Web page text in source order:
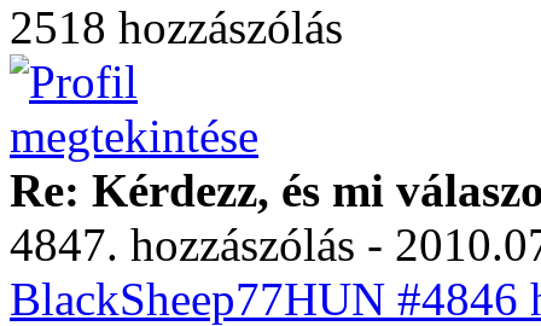
2518 hozzászólás
Re: Kérdezz, és mi
4847. hozzászólás -
BlackSheep77HUN #4846